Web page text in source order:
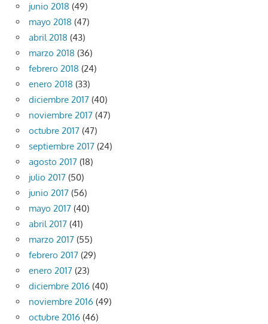
junio 2018 (49)
mayo 2018 (47)
abril 2018 (43)
marzo 2018 (36)
febrero 2018 (24)
enero 2018 (33)
diciembre 2017 (40)
noviembre 2017 (47)
octubre 2017 (47)
septiembre 2017 (24)
agosto 2017 (18)
julio 2017 (50)
junio 2017 (56)
mayo 2017 (40)
abril 2017 (41)
marzo 2017 (55)
febrero 2017 (29)
enero 2017 (23)
diciembre 2016 (40)
noviembre 2016 (49)
octubre 2016 (46)